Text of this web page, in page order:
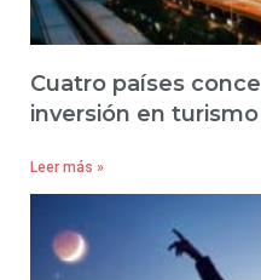
Cuatro países
inversión en
Leer más »